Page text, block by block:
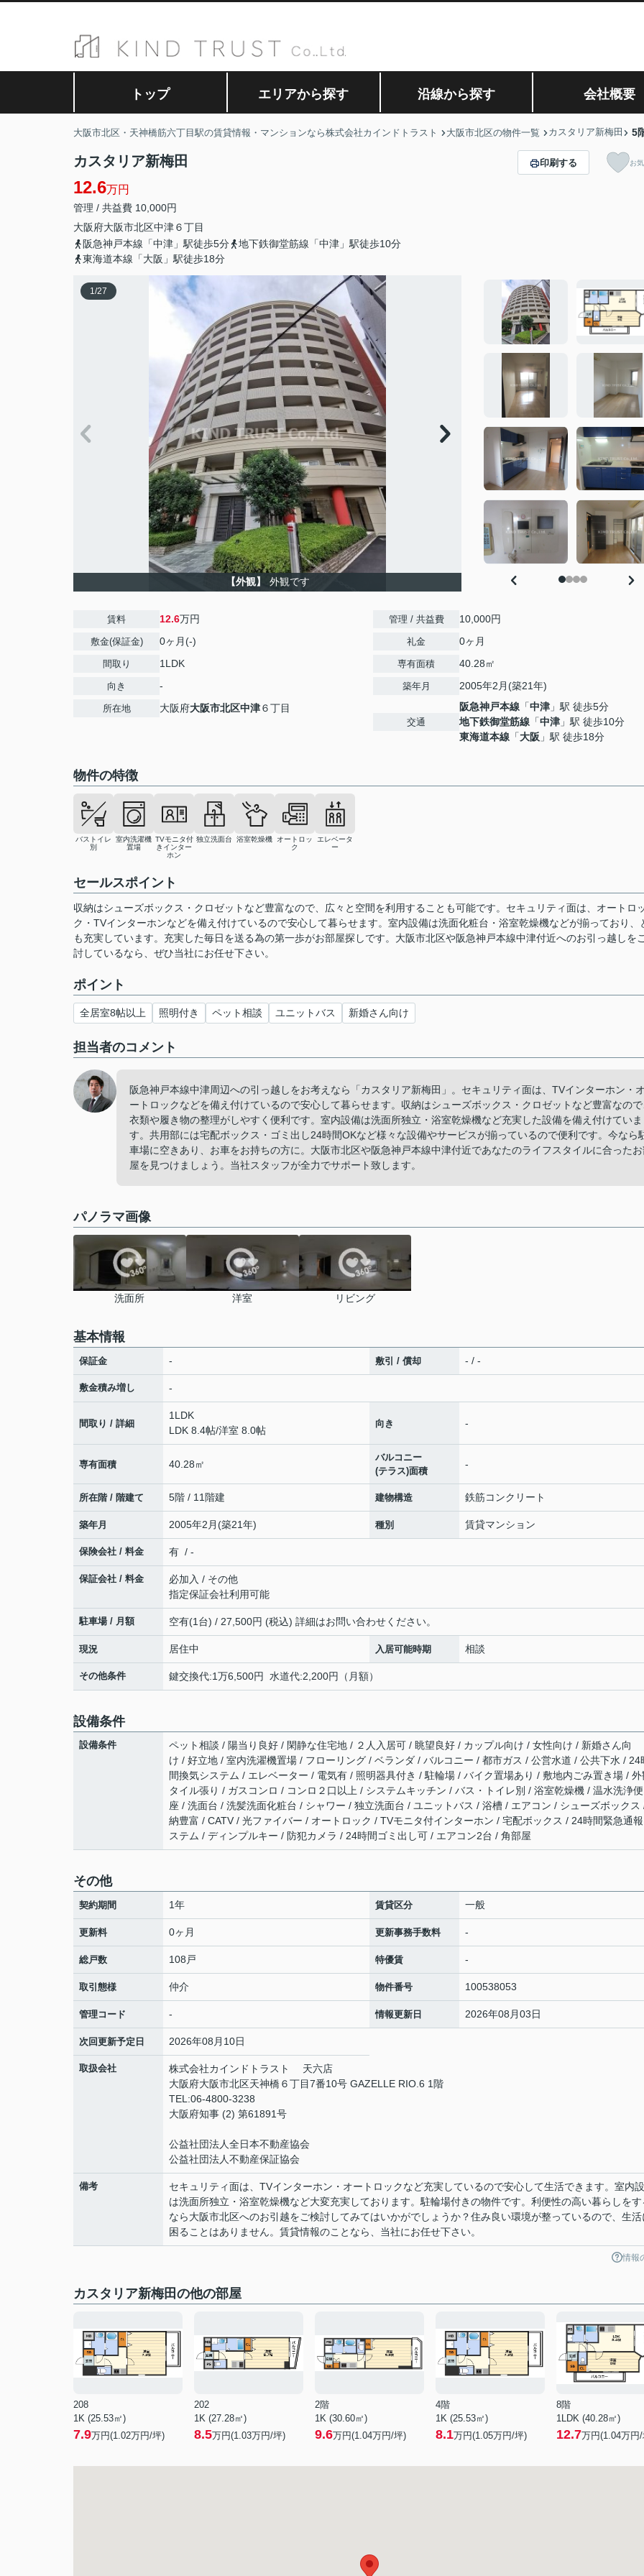
トップ エリアから探す 沿線から探す 会社概要
大阪市北区・天神橋筋六丁目駅の賃貸情報・マンションなら株式会社カインドトラスト 大阪市北区の物件一覧 カスタリア新梅田 5
カスタリア新梅田
12.6万円
管理 / 共益費 10,000円
大阪府大阪市北区中津６丁目
阪急神戸本線「中津」駅徒歩5分
地下鉄御堂筋線「中津」駅徒歩10分
東海道本線「大阪」駅徒歩18分
印刷する お
1/27
【外観】 外観です
賃料 12.6万円
敷金(保証金) 0ヶ月(-)
間取り 1LDK
向き -
所在地 大阪府大阪市北区中津６丁目
管理 / 共益費 10,000円
礼金 0ヶ月
専有面積 40.28㎡
築年月 2005年2月(築21年)
交通
阪急神戸本線 「中津 」駅 徒歩5分
地下鉄御堂筋線 「中津 」駅 徒歩10分
東海道本線 「大阪 」駅 徒歩18分
物件の特徴
バストイレ
別
室内洗濯機
置場
TVモニタ付
きインター
ホン
独立洗面台 浴室乾燥機
オートロッ
ク
エレベータ
ー
セールスポイント
収納はシューズボックス・クロゼットなど豊富なので、広々と空間を利用することも可能です。セキュリティ面は、オートロ
ク・TVインターホンなどを備え付けているので安心して暮らせます。室内設備は洗面化粧台・浴室乾燥機などが揃っており、
も充実しています。充実した毎日を送る為の第一歩がお部屋探しです。大阪市北区や阪急神戸本線中津付近へのお引っ越しを
討しているなら、ぜひ当社にお任せ下さい。
ポイント
全居室8帖以上 照明付き ペット相談 ユニットバス 新婚さん向け
担当者のコメント
阪急神戸本線中津周辺への引っ越しをお考えなら「カスタリア新梅田」。セキュリティ面は、TVインターホン・オ
ートロックなどを備え付けているので安心して暮らせます。収納はシューズボックス・クロゼットなど豊富なので
衣類や履き物の整理がしやすく便利です。室内設備は洗面所独立・浴室乾燥機など充実した設備を備え付けていま
す。共用部には宅配ボックス・ゴミ出し24時間OKなど様々な設備やサービスが揃っているので便利です。今なら
車場に空きあり、お車をお持ちの方に。大阪市北区や阪急神戸本線中津付近であなたのライフスタイルに合ったお
屋を見つけましょう。当社スタッフが全力でサポート致します。
パノラマ画像
洗面所 洋室 リビング
基本情報
保証金 - 敷引 / 償却 - / -
敷金積み増し -
間取り / 詳細
1LDK
LDK 8.4帖/洋室 8.0帖
向き -
専有面積 40.28㎡
バルコニー
(テラス)面積
-
所在階 / 階建て 5階 / 11階建 建物構造 鉄筋コンクリート
築年月 2005年2月(築21年) 種別 賃貸マンション
保険会社 / 料金 有 / -
保証会社 / 料金
必加入 / その他
指定保証会社利用可能
駐車場 / 月額 空有(1台) / 27,500円 (税込) 詳細はお問い合わせください。
現況 居住中 入居可能時期 相談
その他条件 鍵交換代:1万6,500円 水道代:2,200円（月額）
設備条件
設備条件
ペット相談 / 陽当り良好 / 閑静な住宅地 / ２人入居可 / 眺望良好 / カップル向け / 女性向け / 新婚さん向
け / 好立地 / 室内洗濯機置場 / フローリング / ベランダ / バルコニー / 都市ガス / 公営水道 / 公共下水 / 24
間換気システム / エレベーター / 電気有 / 照明器具付き / 駐輪場 / バイク置場あり / 敷地内ごみ置き場 / 外
タイル張り / ガスコンロ / コンロ２口以上 / システムキッチン / バス・トイレ別 / 浴室乾燥機 / 温水洗浄便
座 / 洗面台 / 洗髪洗面化粧台 / シャワー / 独立洗面台 / ユニットバス / 浴槽 / エアコン / シューズボックス
納豊富 / CATV / 光ファイバー / オートロック / TVモニタ付インターホン / 宅配ボックス / 24時間緊急通
ステム / ディンプルキー / 防犯カメラ / 24時間ゴミ出し可 / エアコン2台 / 角部屋
その他
契約期間 1年 賃貸区分 一般
更新料 0ヶ月 更新事務手数料 -
総戸数 108戸 特優賃 -
取引態様 仲介 物件番号 100538053
管理コード - 情報更新日 2026年08月03日
次回更新予定日 2026年08月10日
取扱会社
株式会社カインドトラスト 天六店
大阪府大阪市北区天神橋６丁目7番10号 GAZELLE RIO.6 1階
TEL:06-4800-3238
大阪府知事 (2) 第61891号
公益社団法人全日本不動産協会
公益社団法人不動産保証協会
備考
セキュリティ面は、TVインターホン・オートロックなど充実しているので安心して生活できます。室内
は洗面所独立・浴室乾燥機など大変充実しております。駐輪場付きの物件です。利便性の高い暮らしをす
なら大阪市北区へのお引越をご検討してみてはいかがでしょうか？住み良い環境が整っているので、生活
困ることはありません。賃貸情報のことなら、当社にお任せ下さい。
情報
カスタリア新梅田の他の部屋
208
1K (25.53㎡)
7.9万円(1.02万円/坪)
202
1K (27.28㎡)
8.5万円(1.03万円/坪)
2階
1K (30.60㎡)
9.6万円(1.04万円/坪)
4階
1K (25.53㎡)
8.1万円(1.05万円/坪)
8階
1LDK (40.28㎡)
12.7万円(1.04万円